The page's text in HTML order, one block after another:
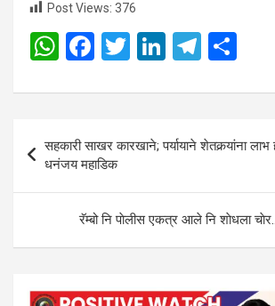
Post Views: 376
W
at
A
p
F
ce
o
o
k
T
tt
er
Li
ke
dI
n
T
e
gr
a
m
ar
navigation
सहकारी साखर कारखाने; पर्यायाने शेतकर्‍यांना लाभ
धनंजय महाडिक
रॅम्बो नि पाेलीस एकत्र आले नि शाेधला चाेर..